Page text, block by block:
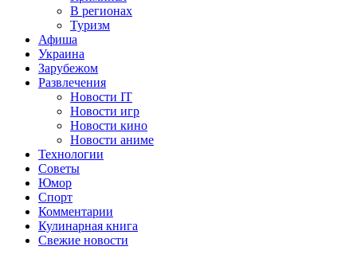
В регионах
Туризм
Афиша
Украина
Зарубежом
Развлечения
Новости IT
Новости игр
Новости кино
Новости аниме
Технологии
Советы
Юмор
Спорт
Комментарии
Кулинарная книга
Свежие новости